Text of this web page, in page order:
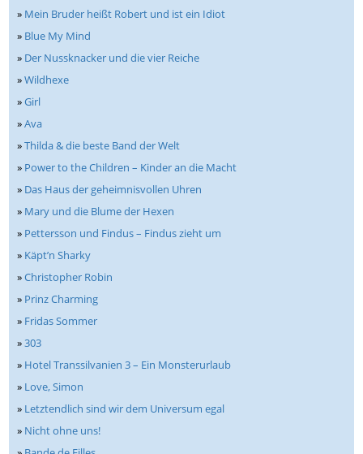
» Mein Bruder heißt Robert und ist ein Idiot
» Blue My Mind
» Der Nussknacker und die vier Reiche
»Wildhexe
»Girl
»Ava
»Thilda & die beste Band der Welt
» Power to the Children – Kinder an die Macht
» Das Haus der geheimnisvollen Uhren
» Mary und die Blume der Hexen
» Pettersson und Findus – Findus zieht um
» Käpt’n Sharky
»Christopher Robin
» Prinz Charming
» Fridas Sommer
»303
» Hotel Transsilvanien 3 – Ein Monsterurlaub
» Love, Simon
» Letztendlich sind wir dem Universum egal
» Nicht ohne uns!